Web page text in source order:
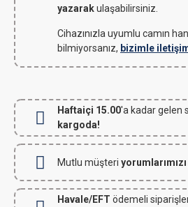
yazarakulaşabilirsiniz.
Cihazınızla uyumlu camın
bilmiyorsanız, bizimle
Haftaiçi 15.00'a kadar gelen
kargoda!
Mutlu müşteri yorumlarımızı
Havale/EFT ödemeli